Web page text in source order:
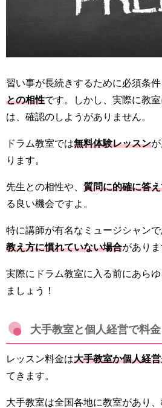
習い事が長続きするために必須条件
との相性です。しかし、実際に教
は、確認のしようがありません。
ドラム教室では無料体験レッスン
ります。
先生との相性や、 質問に的確に答
る良い機会ですよ。
特に講師が有名なミュージシャンで
教え方に慣れていない場合がありま
実際にドラム教室に入る前にあら
ましょう！
大手教室と個人経営で料
レッスン料金は大手教室か個人経営
てきます。
大手教室は全国各地に教室があり